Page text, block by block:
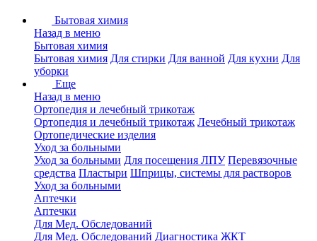
Бытовая химия
Назад в меню
Бытовая химия
Бытовая химия Для стирки Для ванной Для кухни Для
уборки
Еще
Назад в меню
Ортопедия и лечебный трикотаж
Ортопедия и лечебный трикотаж Лечебный трикотаж
Ортопедические изделия
Уход за больными
Уход за больными Для посещения ЛПУ Перевязочные
средства Пластыри Шприцы, системы для растворов
Уход за больными
Аптечки
Аптечки
Для Мед. Обследований
Для Мед. Обследований Диагностика ЖКТ